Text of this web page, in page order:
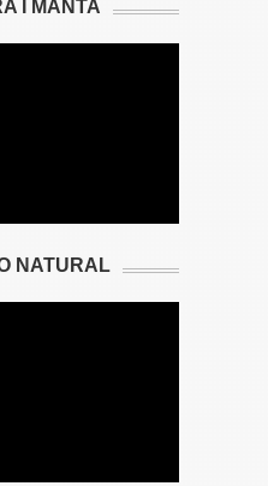
I MANTA
NATURAL